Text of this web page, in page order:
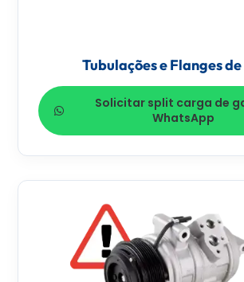
Tubulações e Flanges
Solicitar split carga de
WhatsApp